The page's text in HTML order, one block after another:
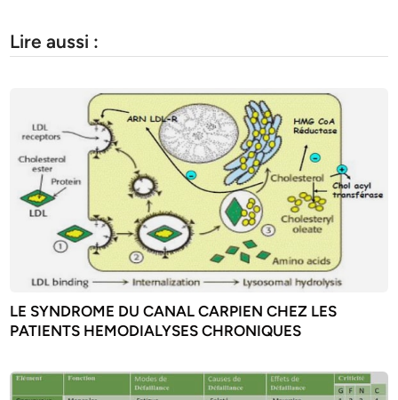
Lire aussi :
LE SYNDROME DU CANAL CARPIEN CHEZ LES
PATIENTS HEMODIALYSES CHRONIQUES